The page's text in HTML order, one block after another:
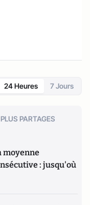
24 Heures 7 Jours
PLUS PARTAGES
moyenne
: jusqu'où